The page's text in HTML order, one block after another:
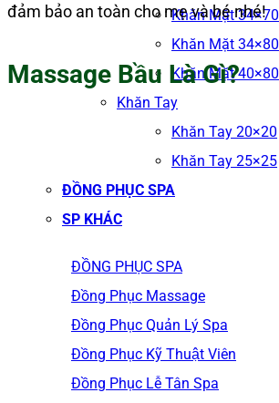
Khăn Mặt 34×70
Khăn Mặt 34×80
Khăn Mặt 40×80
Khăn Tay
Khăn Tay 20×20
Khăn Tay 25×25
ĐỒNG PHỤC SPA
SP KHÁC
ĐỒNG PHỤC SPA
Đồng Phục Massage
Đồng Phục Quản Lý Spa
Đồng Phục Kỹ Thuật Viên
Đồng Phục Lễ Tân Spa
đảm bảo an toàn cho mẹ và bé nhé!
Massage Bầu Là Gì?